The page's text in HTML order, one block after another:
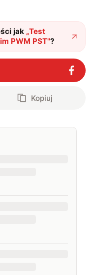
jak „Test
PWM PST"?
Kopiuj